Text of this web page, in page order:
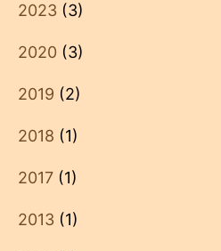
2023 (3)
2020 (3)
2019 (2)
2018 (1)
2017 (1)
2013 (1)